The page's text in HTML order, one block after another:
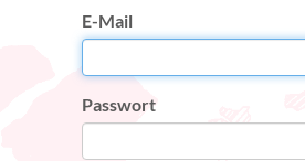
E-Mail
Passwort